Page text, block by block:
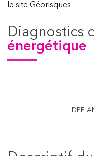
le site Géorisques
diagnostics
énergétique
DPE